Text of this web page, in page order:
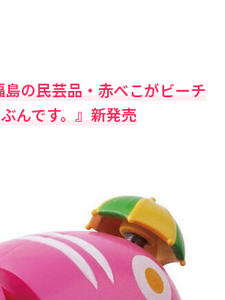
の民芸品・赤べこがビーチ
んです。』新発売